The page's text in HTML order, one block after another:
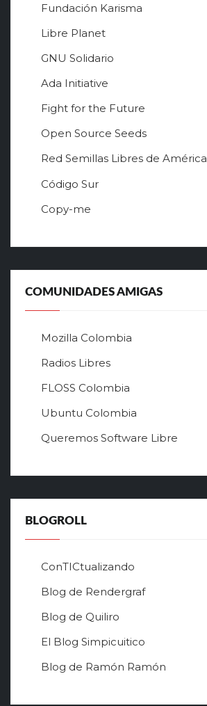
Fundación Karisma
Libre Planet
GNU Solidario
Ada Initiative
Fight for the Future
Open Source Seeds
Red Semillas Libres de América
о
и
л
ь
й
а
т
л
ч
о
в
о
л
й
н
а
Código Sur
Copy-me
COMUNIDADES AMIGAS
Mozilla Colombia
Radios Libres
FLOSS Colombia
Ubuntu Colombia
Queremos Software Libre
BLOGROLL
ConTICtualizando
Blog de Rendergraf
Blog de Quiliro
El Blog Simpicuitico
Blog de Ramón Ramón